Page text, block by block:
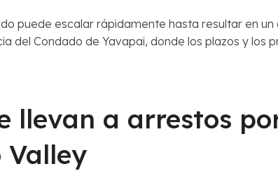
puede escalar rápidamente hasta resultar en
del Condado de Yavapai, donde los plazos y los
llevan a arrestos
Valley